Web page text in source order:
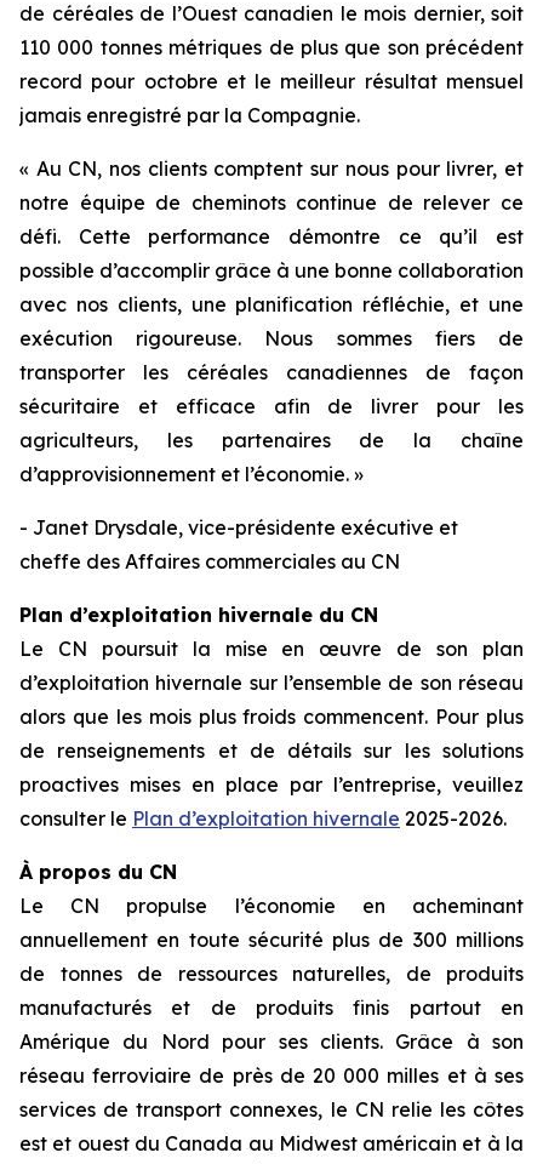
de céréales de l’Ouest canadien le mois dernier, soit
110 000 tonnes métriques de plus que son précédent
record pour octobre et le meilleur résultat mensuel
jamais enregistré par la Compagnie.
« Au CN, nos clients comptent sur nous pour livrer, et
notre équipe de cheminots continue de relever ce
défi. Cette performance démontre ce qu’il est
possible d’accomplir grâce à une bonne collaboration
avec nos clients, une planification réfléchie, et une
exécution rigoureuse. Nous sommes fiers de
transporter les céréales canadiennes de façon
sécuritaire et efficace afin de livrer pour les
agriculteurs, les partenaires de la chaîne
d’approvisionnement et l’économie. »
- Janet Drysdale, vice-présidente exécutive et
cheffe des Affaires commerciales au CN
Plan d’exploitation hivernale du CN
Le CN poursuit la mise en œuvre de son plan
d’exploitation hivernale sur l’ensemble de son réseau
alors que les mois plus froids commencent. Pour plus
de renseignements et de détails sur les solutions
proactives mises en place par l’entreprise, veuillez
consulter le Plan d’exploitation hivernale 2025-2026.
À propos du CN
Le CN propulse l’économie en acheminant
annuellement en toute sécurité plus de 300 millions
de tonnes de ressources naturelles, de produits
manufacturés et de produits finis partout en
Amérique du Nord pour ses clients. Grâce à son
réseau ferroviaire de près de 20 000 milles et à ses
services de transport connexes, le CN relie les côtes
est et ouest du Canada au Midwest américain et à la